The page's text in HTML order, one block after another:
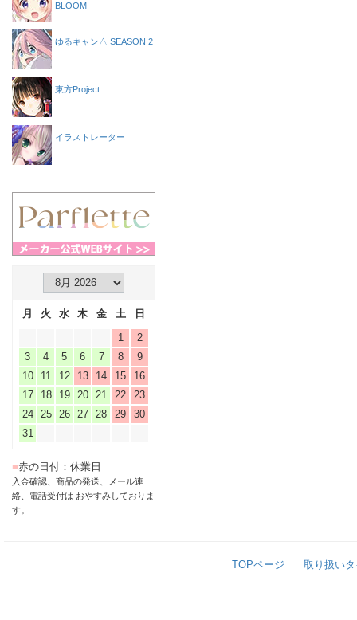
BLOOM
ゆるキャン△ SEASON 2
東方Project
イラストレーター
月 火 水 木 金 土
日
1
2
3
4 5 6 7 8
9
10
11 12 13 14 15
16
17
18 19 20 21 22
23
24
25 26 27 28 29
30
31
■赤の日付：休業日
入金確認、商品の発送、メール連
絡、電話受付は おやすみしておりま
す。
TOPページ 取り扱い